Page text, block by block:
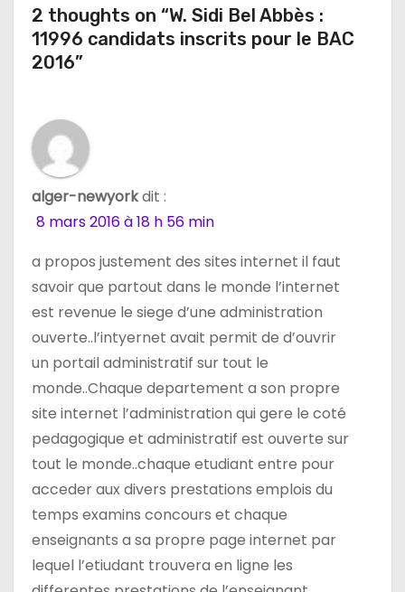
d
e
a
r
t
c
e
2 thoughts on “W. Sidi Bel Abbès :
11996 candidats inscrits pour le BAC
2016”
alger-newyorkdit :
8 mars 2016 à 18 h 56 min
a propos justement des sites internet il faut
savoir que partout dans le monde l’internet
est revenue le siege d’une administration
ouverte..l’intyernet avait permit de d’ouvrir
un portail administratif sur tout le
monde..Chaque departement a son propre
site internet l’administration qui gere le coté
pedagogique et administratif est ouverte sur
tout le monde..chaque etudiant entre pour
acceder aux divers prestations emplois du
temps examins concours et chaque
enseignants a sa propre page internet par
lequel l’etiudant trouvera en ligne les